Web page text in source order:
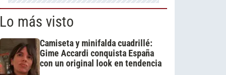
Lo más visto
Camiseta y minifalda cuadrillé:
Gime Accardi conquista España
con un original look en tendencia